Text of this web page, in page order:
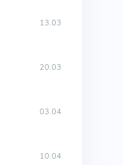
13.03
20.03
03.04
10.04